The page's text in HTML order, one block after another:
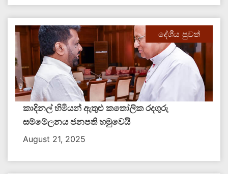
දේශීය පුවත්
කාදිනල් හිමියන් ඇතුළු කතෝලික රදගුරු
සම්මේලනය ජනපති හමුවෙයි
August 21, 2025